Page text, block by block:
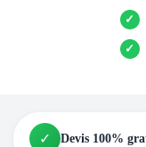
✓
✓
✓ Devis 100%